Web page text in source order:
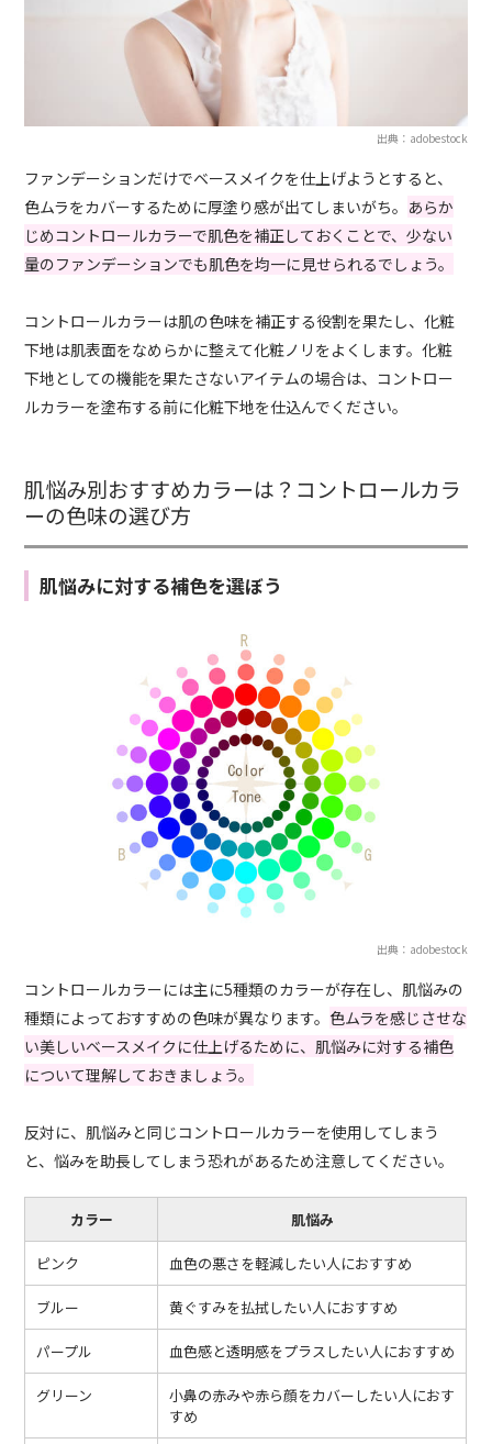
出典：adobestock
ファンデーションだけでベースメイクを仕上げようとすると、
色ムラをカバーするために厚塗り感が出てしまいがち。 あらか
じめコントロールカラーで肌色を補正しておくことで、少ない
量のファンデーションでも肌色を均一に見せられるでしょう。
コントロールカラーは肌の色味を補正する役割を果たし、化粧
下地は肌表面をなめらかに整えて化粧ノリをよくします。化粧
下地としての機能を果たさないアイテムの場合は、コントロー
ルカラーを塗布する前に化粧下地を仕込んでください。
肌悩み別おすすめカラーは？コントロールカラ
ーの色味の選び方
肌悩みに対する補色を選ぼう
出典：adobestock
コントロールカラーには主に5種類のカラーが存在し、肌悩みの
種類によっておすすめの色味が異なります。 色ムラを感じさせな
い美しいベースメイクに仕上げるために、肌悩みに対する補色
について理解しておきましょう。
反対に、肌悩みと同じコントロールカラーを使用してしまう
と、悩みを助長してしまう恐れがあるため注意してください。
カラー 肌悩み
ピンク 血色の悪さを軽減したい人におすすめ
ブルー 黄ぐすみを払拭したい人におすすめ
パープル 血色感と透明感をプラスしたい人におすすめ
グリーン
小鼻の赤みや赤ら顔をカバーしたい人におす
すめ